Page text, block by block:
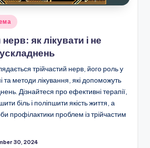
як лікувати і не
трійчастий нерв, його роль у
та методи лікування, які допоможуть
Дізнайтеся про ефективні терапії,
біль і поліпшити якість життя, а
профілактики проблем із трійчастим
30, 2024